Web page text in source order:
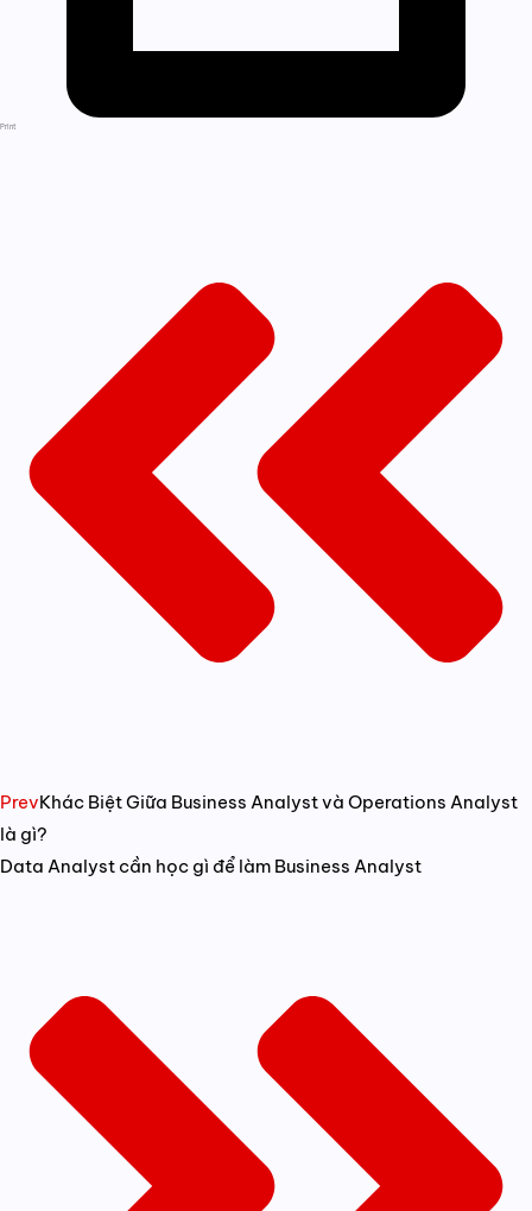
Print
PrevKhác Biệt Giữa Business Analyst và Operations Analyst
là gì?
Data Analyst cần học gì để làm Business Analyst